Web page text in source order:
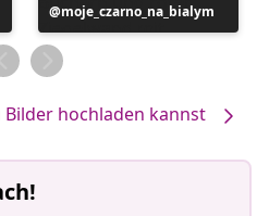
Beitrag
veröffentlicht
von
moje_czarno_na_bialym
hochladen kannst